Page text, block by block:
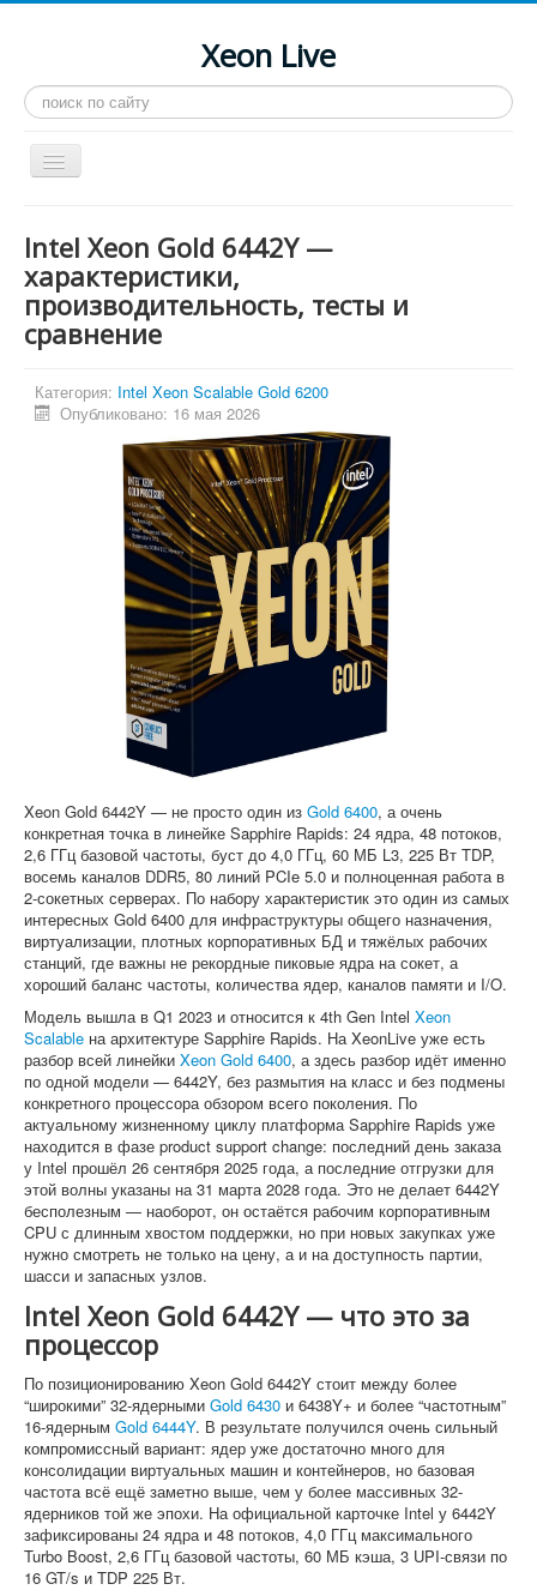
Xeon Live
Искать...
Toggle
Navigation
LGA 2011-3
LGA 2011
Процессоры
Инструкции
Рейтинги
Конференция
Системные программы
Intel Xeon Gold 6442Y —
характеристики,
производительность, тесты и
сравнение
Категория: Intel Xeon Scalable Gold 6200
Опубликовано: 16 мая 2026
Xeon Gold 6442Y — не просто один из Gold 6400, а очень
конкретная точка в линейке Sapphire Rapids: 24 ядра, 48 потоков,
2,6 ГГц базовой частоты, буст до 4,0 ГГц, 60 МБ L3, 225 Вт TDP,
восемь каналов DDR5, 80 линий PCIe 5.0 и полноценная работа в
2-сокетных серверах. По набору характеристик это один из самых
интересных Gold 6400 для инфраструктуры общего назначения,
виртуализации, плотных корпоративных БД и тяжёлых рабочих
станций, где важны не рекордные пиковые ядра на сокет, а
хороший баланс частоты, количества ядер, каналов памяти и I/O.
Модель вышла в Q1 2023 и относится к 4th Gen Intel Xeon
Scalable на архитектуре Sapphire Rapids. На XeonLive уже есть
разбор всей линейки Xeon Gold 6400, а здесь разбор идёт именно
по одной модели — 6442Y, без размытия на класс и без подмены
конкретного процессора обзором всего поколения. По
актуальному жизненному циклу платформа Sapphire Rapids уже
находится в фазе product support change: последний день заказа
у Intel прошёл 26 сентября 2025 года, а последние отгрузки для
этой волны указаны на 31 марта 2028 года. Это не делает 6442Y
бесполезным — наоборот, он остаётся рабочим корпоративным
CPU с длинным хвостом поддержки, но при новых закупках уже
нужно смотреть не только на цену, а и на доступность партии,
шасси и запасных узлов.
Intel Xeon Gold 6442Y — что это за
процессор
По позиционированию Xeon Gold 6442Y стоит между более
“широкими” 32-ядерными Gold 6430 и 6438Y+ и более “частотным”
16-ядерным Gold 6444Y. В результате получился очень сильный
компромиссный вариант: ядер уже достаточно много для
консолидации виртуальных машин и контейнеров, но базовая
частота всё ещё заметно выше, чем у более массивных 32-
ядерников той же эпохи. На официальной карточке Intel у 6442Y
зафиксированы 24 ядра и 48 потоков, 4,0 ГГц максимального
Turbo Boost, 2,6 ГГц базовой частоты, 60 МБ кэша, 3 UPI-связи по
16 GT/s и TDP 225 Вт.